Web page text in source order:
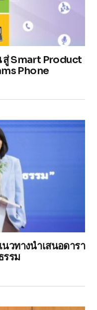
สู่ Smart Product
Phone
วทางนำเสนอดารา
รรม